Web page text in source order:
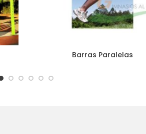
Barras Paralelas